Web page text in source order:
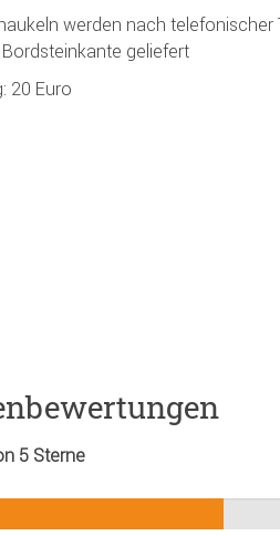
werden nach telefonischer
geliefert
20 Euro
5 Sterne